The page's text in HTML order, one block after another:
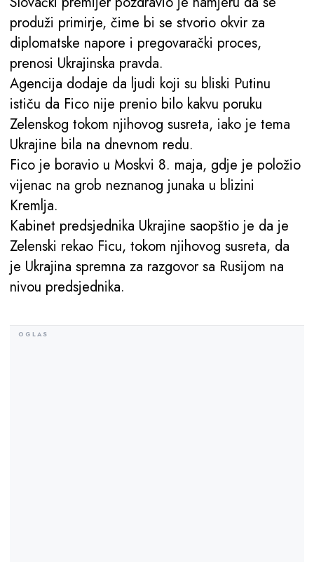
produži primirje, čime bi se stvorio okvir za
diplomatske napore i pregovarački proces,
prenosi Ukrajinska pravda.
Agencija dodaje da ljudi koji su bliski Putinu
ističu da Fico nije prenio bilo kakvu poruku
Zelenskog tokom njihovog susreta, iako je tema
Ukrajine bila na dnevnom redu.
Fico je boravio u Moskvi 8. maja, gdje je položio
vijenac na grob neznanog junaka u blizini
Kremlja.
Kabinet predsjednika Ukrajine saopštio je da je
Zelenski rekao Ficu, tokom njihovog susreta, da
je Ukrajina spremna za razgovor sa Rusijom na
nivou predsjednika.